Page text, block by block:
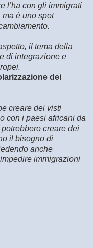
l’ha con gli immigrati
ma è uno spot
il tema della
di integrazione e
dei
creare dei visti
con i paesi africani da
creare dei
il bisogno di
anche
immigrazioni